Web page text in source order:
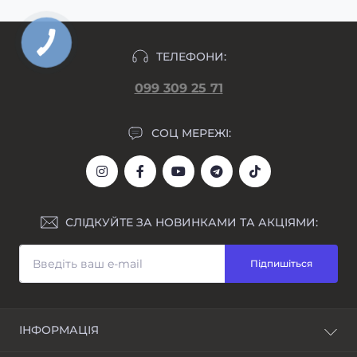
ТЕЛЕФОНИ:
099 309 25 71
СОЦ МЕРЕЖІ:
СЛІДКУЙТЕ ЗА НОВИНКАМИ ТА АКЦІЯМИ:
Підпишіться
ІНФОРМАЦІЯ